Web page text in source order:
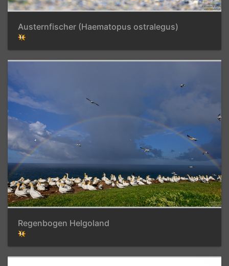
Austernfischer (Haematopus ostralegus)
Regenbogen Helgoland